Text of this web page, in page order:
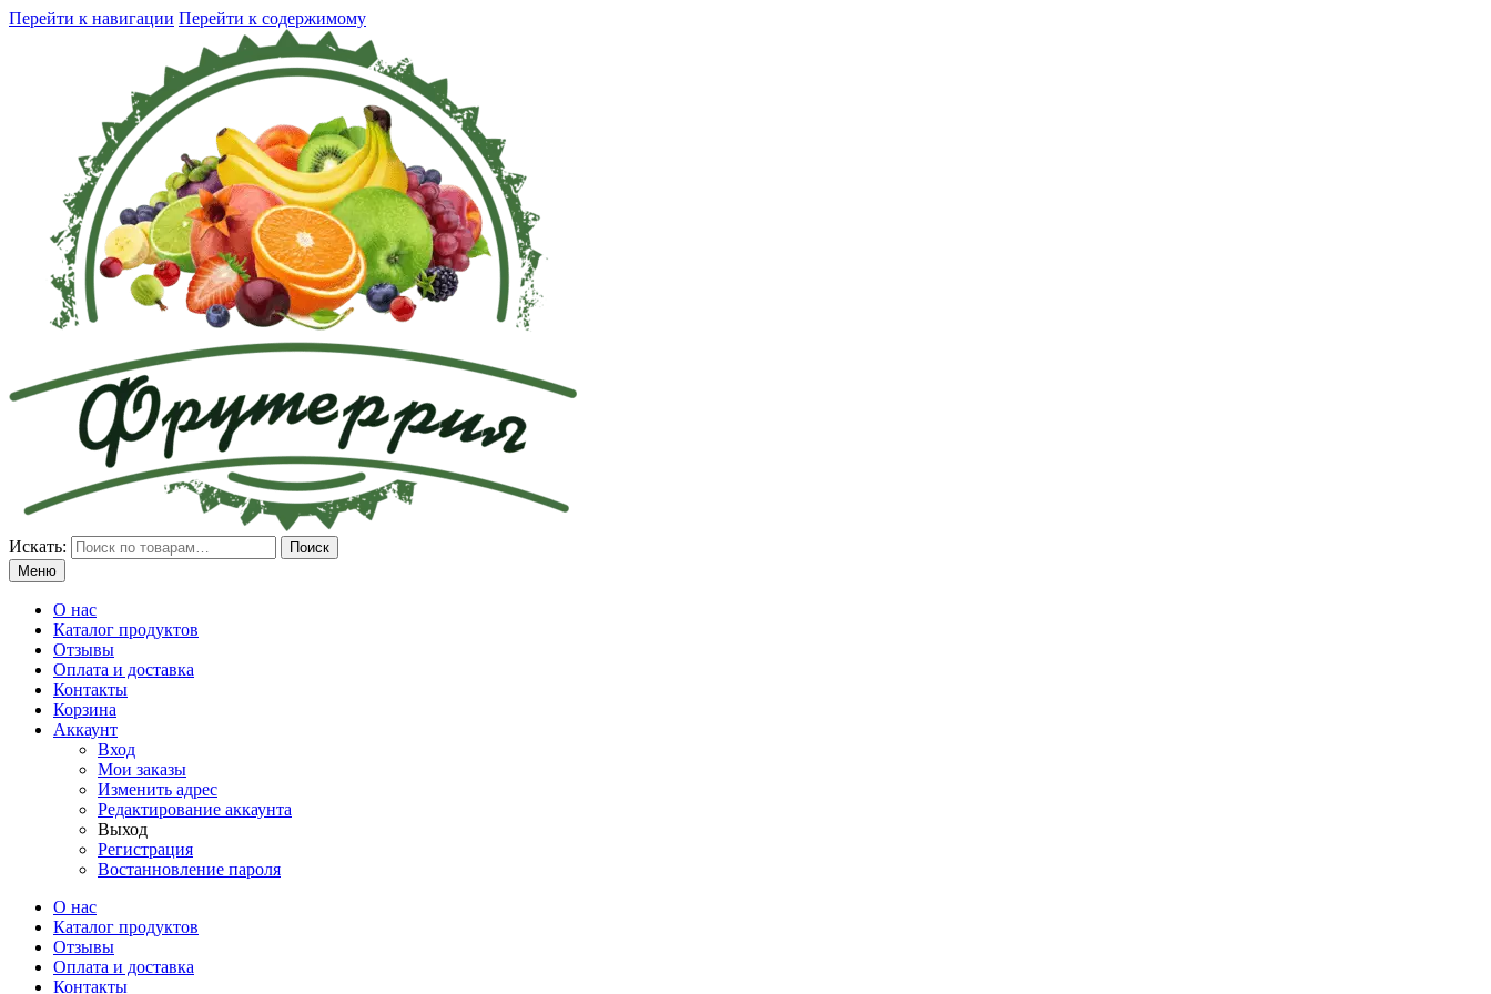
Перейти к навигации Перейти к содержимому
Искать:
Поиск
Меню
О нас
Каталог продуктов
Отзывы
Оплата и доставка
Контакты
Корзина
Аккаунт
Вход
Мои заказы
Изменить адрес
Редактирование аккаунта
Выход
Регистрация
Востанновление пароля
О нас
Каталог продуктов
Отзывы
Оплата и доставка
Контакты